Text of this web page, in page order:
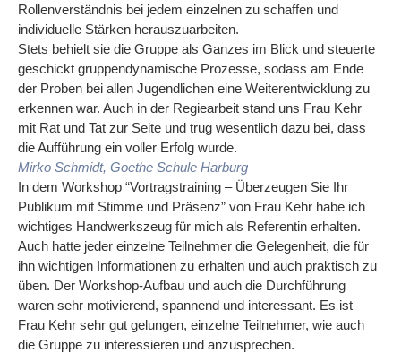
Rollenverständnis bei jedem einzelnen zu schaffen und
individuelle Stärken herauszuarbeiten.
Stets behielt sie die Gruppe als Ganzes im Blick und steuerte
geschickt gruppendynamische Prozesse, sodass am Ende
der Proben bei allen Jugendlichen eine Weiterentwicklung zu
erkennen war. Auch in der Regiearbeit stand uns Frau Kehr
mit Rat und Tat zur Seite und trug wesentlich dazu bei, dass
die Aufführung ein voller Erfolg wurde.
Mirko Schmidt, Goethe Schule Harburg
In dem Workshop “Vortragstraining – Überzeugen Sie Ihr
Publikum mit Stimme und Präsenz” von Frau Kehr habe ich
wichtiges Handwerkszeug für mich als Referentin erhalten.
Auch hatte jeder einzelne Teilnehmer die Gelegenheit, die für
ihn wichtigen Informationen zu erhalten und auch praktisch zu
üben. Der Workshop-Aufbau und auch die Durchführung
waren sehr motivierend, spannend und interessant. Es ist
Frau Kehr sehr gut gelungen, einzelne Teilnehmer, wie auch
die Gruppe zu interessieren und anzusprechen.